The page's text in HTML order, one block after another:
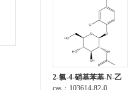
2-氯-4-硝基苯基-N-乙
酰-β-D-氨基葡萄糖苷
cas：103614-82-0